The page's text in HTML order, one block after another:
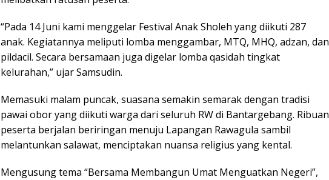
“Pada 14 Juni kami menggelar Festival Anak Sholeh yang diikuti 287
anak. Kegiatannya meliputi lomba menggambar, MTQ, MHQ, adzan, dan
pildacil. Secara bersamaan juga digelar lomba qasidah tingkat
kelurahan,” ujar Samsudin.
Memasuki malam puncak, suasana semakin semarak dengan tradisi
pawai obor yang diikuti warga dari seluruh RW di Bantargebang. Ribuan
peserta berjalan beriringan menuju Lapangan Rawagula sambil
melantunkan salawat, menciptakan nuansa religius yang kental.
Mengusung tema “Bersama Membangun Umat Menguatkan Negeri”,